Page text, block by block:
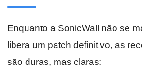
Enquanto a SonicWall não se
libera um patch definitivo, as
são duras, mas claras: